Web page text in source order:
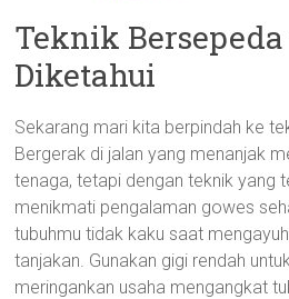
Teknik
Diketahui
Sekarang mari kita berpindah ke
Bergerak di jalan yang menanjak
tenaga, tetapi dengan teknik yang
menikmati pengalaman gowes
tubuhmu tidak kaku saat
tanjakan. Gunakan gigi rendah
meringankan usaha mengangkat